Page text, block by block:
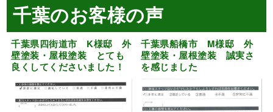
千葉のお客様の声
千葉県四街道市 K様邸 外
壁塗装・屋根塗装 とても
良くしてくださいました！
千葉県船橋市 M様邸 外
壁塗装・屋根塗装 誠実さ
を感じました